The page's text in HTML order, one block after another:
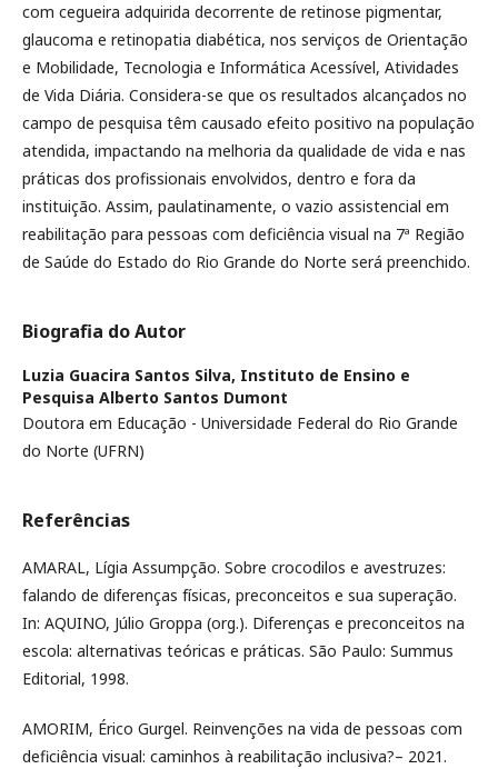
com cegueira adquirida decorrente de retinose pigmentar,
glaucoma e retinopatia diabética, nos serviços de Orientação
e Mobilidade, Tecnologia e Informática Acessível, Atividades
de Vida Diária. Considera-se que os resultados alcançados no
campo de pesquisa têm causado efeito positivo na população
atendida, impactando na melhoria da qualidade de vida e nas
práticas dos profissionais envolvidos, dentro e fora da
instituição. Assim, paulatinamente, o vazio assistencial em
reabilitação para pessoas com deficiência visual na 7ª Região
de Saúde do Estado do Rio Grande do Norte será preenchido.
Biografia do Autor
Luzia Guacira Santos Silva, Instituto de Ensino e
Pesquisa Alberto Santos Dumont
Doutora em Educação - Universidade Federal do Rio Grande
do Norte (UFRN)
Referências
AMARAL, Lígia Assumpção. Sobre crocodilos e avestruzes:
falando de diferenças físicas, preconceitos e sua superação.
In: AQUINO, Júlio Groppa (org.). Diferenças e preconceitos na
escola: alternativas teóricas e práticas. São Paulo: Summus
Editorial, 1998.
AMORIM, Érico Gurgel. Reinvenções na vida de pessoas com
deficiência visual: caminhos à reabilitação inclusiva?– 2021.